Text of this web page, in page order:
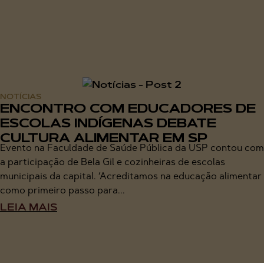
NOTÍCIAS
ENCONTRO COM EDUCADORES DE
ESCOLAS INDÍGENAS DEBATE
CULTURA ALIMENTAR EM SP
Evento na Faculdade de Saúde Pública da USP contou com
a participação de Bela Gil e cozinheiras de escolas
municipais da capital. ‘Acreditamos na educação alimentar
como primeiro passo para...
LEIA MAIS